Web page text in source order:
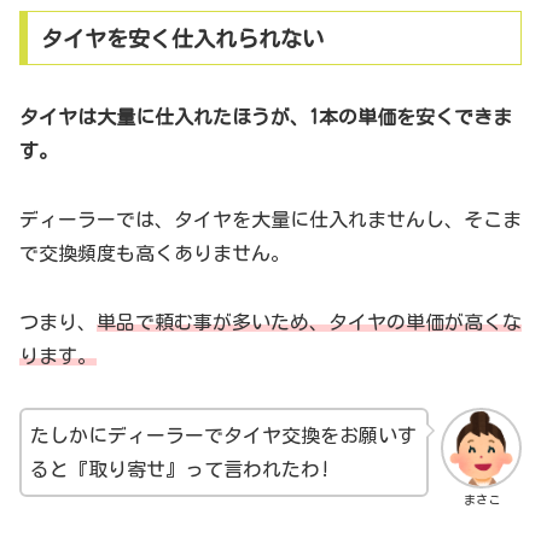
タイヤを安く仕入れられない
タイヤは大量に仕入れたほうが、1本の単価を安くできま
す。
ディーラーでは、タイヤを大量に仕入れませんし、そこま
で交換頻度も高くありません。
つまり、 単品で頼む事が多いため、タイヤの単価が高くな
ります。
まさこ
たしかにディーラーでタイヤ交換をお願いす
ると『取り寄せ』って言われたわ!